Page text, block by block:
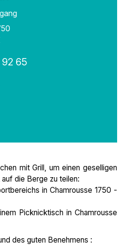
65
mit Grill, um einen geselligen
die Berge zu teilen:
in Chamrousse 1750 -
Picknicktisch in Chamrousse
des guten Benehmens :